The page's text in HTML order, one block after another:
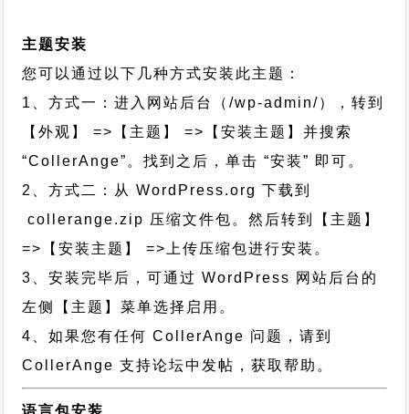
主题安装
您可以通过以下几种方式安装此主题：
1、方式一：进入网站后台（/wp-admin/），转到
【外观】 =>【主题】 =>【安装主题】并搜索
“CollerAnge”。找到之后，单击 “安装” 即可。
2、方式二：从 WordPress.org 下载到
collerange.zip 压缩文件包。然后转到【主题】
=>【安装主题】 =>上传压缩包进行安装。
3、安装完毕后，可通过 WordPress 网站后台的
左侧【主题】菜单选择启用。
4、如果您有任何 CollerAnge 问题，请到
CollerAnge 支持论坛中发帖，获取帮助。
语言包安装